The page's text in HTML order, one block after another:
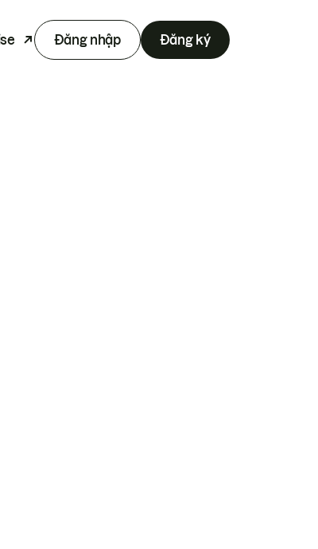
Đăng nhập Đăng ký